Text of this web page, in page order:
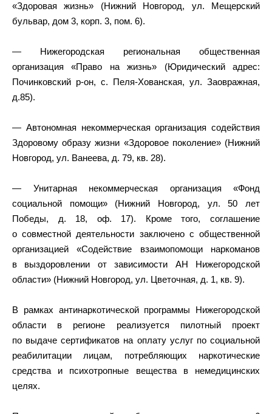
«Здоровая жизнь» (Нижний Новгород, ул. Мещерский
бульвар, дом 3, корп. 3, пом. 6).
— Нижегородская региональная общественная
организация «Право на жизнь» (Юридический адрес:
Починковский р-он, с. Пеля-Хованская, ул. Заовражная,
д.85).
— Автономная некоммерческая организация содействия
Здоровому образу жизни «Здоровое поколение» (Нижний
Новгород, ул. Ванеева, д. 79, кв. 28).
— Унитарная некоммерческая организация «Фонд
социальной помощи» (Нижний Новгород, ул. 50 лет
Победы, д. 18, оф. 17). Кроме того, соглашение
о совместной деятельности заключено с общественной
организацией «Содействие взаимопомощи наркоманов
в выздоровлении от зависимости АН Нижегородской
области» (Нижний Новгород, ул. Цветочная, д. 1, кв. 9).
В рамках антинаркотической программы Нижегородской
области в регионе реализуется пилотный проект
по выдаче сертификатов на оплату услуг по социальной
реабилитации лицам, потребляющих наркотические
средства и психотропные вещества в немедицинских
целях.